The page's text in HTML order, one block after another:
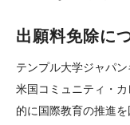
出願料免除に
テンプル大学ジャパ
米国コミュニティ・
的に国際教育の推進